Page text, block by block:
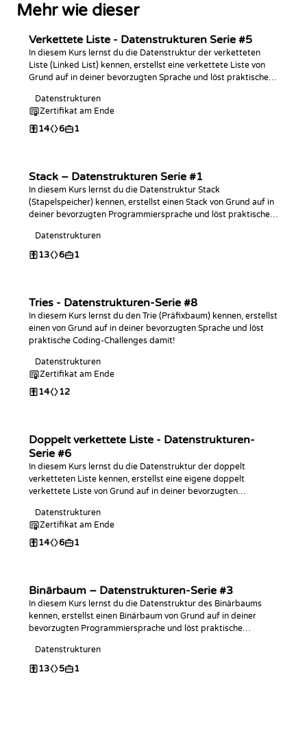
Mehr wie dieser
Verkettete Liste - Datenstrukturen Serie #5
In diesem Kurs lernst du die Datenstruktur der verketteten
Liste (Linked List) kennen, erstellst eine verkettete Liste von
Grund auf in deiner bevorzugten Sprache und löst praktische
Datenstrukturen
Zertifikat am Ende
14 6 1
Stack – Datenstrukturen Serie #1
In diesem Kurs lernst du die Datenstruktur Stack
(Stapelspeicher) kennen, erstellst einen Stack von Grund auf in
deiner bevorzugten Programmiersprache und löst praktische
Datenstrukturen
13 6 1
Tries - Datenstrukturen-Serie #8
In diesem Kurs lernst du den Trie (Präfixbaum) kennen, erstellst
einen von Grund auf in deiner bevorzugten Sprache und löst
praktische Coding-Challenges damit!
Datenstrukturen
Zertifikat am Ende
14 12
Doppelt verkettete Liste - Datenstrukturen-
Serie #6
In diesem Kurs lernst du die Datenstruktur der doppelt
verketteten Liste kennen, erstellst eine eigene doppelt
verkettete Liste von Grund auf in deiner bevorzugten
Challenges damit!
Datenstrukturen
Zertifikat am Ende
14 6 1
Binärbaum – Datenstrukturen-Serie #3
In diesem Kurs lernst du die Datenstruktur des Binärbaums
kennen, erstellst einen Binärbaum von Grund auf in deiner
bevorzugten Programmiersprache und löst praktische
Datenstrukturen
13 5 1